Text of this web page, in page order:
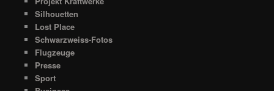
Silhouetten
Lost Place
Schwarzweiss-Fotos
Flugzeuge
Presse
Sport